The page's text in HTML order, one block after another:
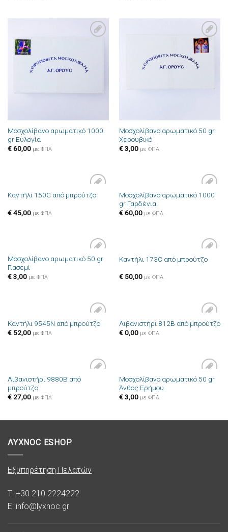
επιθυμιών
Μοσχολίβανο αρωματικό 1000
gr Ευλογία
€60,00 με ΦΠΑ
Πρόσθήκη
στην λίστα
επιθυμιών
Μοσχολίβανο αρωματικό 50 gr
Χερουβικό
€3,00 με ΦΠΑ
Πρόσθήκη
Καντήλι 150C από μπρούτζο
€45,00 με ΦΠΑ
Πρόσθήκη
Μοσχολίβανο αρωματικό 1000
gr Γαρδένια
€60,00 με ΦΠΑ
Πρόσθήκη
Μοσχολίβανο αρωματικό 50 gr
Γιασεμί
€3,00 με ΦΠΑ
Πρόσθήκη
Καντήλι 173C από μπρούτζο
€50,00 με ΦΠΑ
Πρόσθήκη
Καντήλι 9545N από μπρούτζο
€52,00 με ΦΠΑ
Πρόσθήκη
Λιβανιστήρι 812B από μπρούτζο
€0,00 με ΦΠΑ
Πρόσθήκη
Λιβανιστήρι 9880B από
μπρούτζο
€27,00 με ΦΠΑ
Πρόσθήκη
Μοσχολίβανο αρωματικό 50 gr
Άνθος Ερήμου
€3,00 με ΦΠΑ
ΛΥΧΝΟC ESHOP
Εξυπηρέτηση Πελατών
T: +30 210 2224222
E: info@lyxnoc.gr